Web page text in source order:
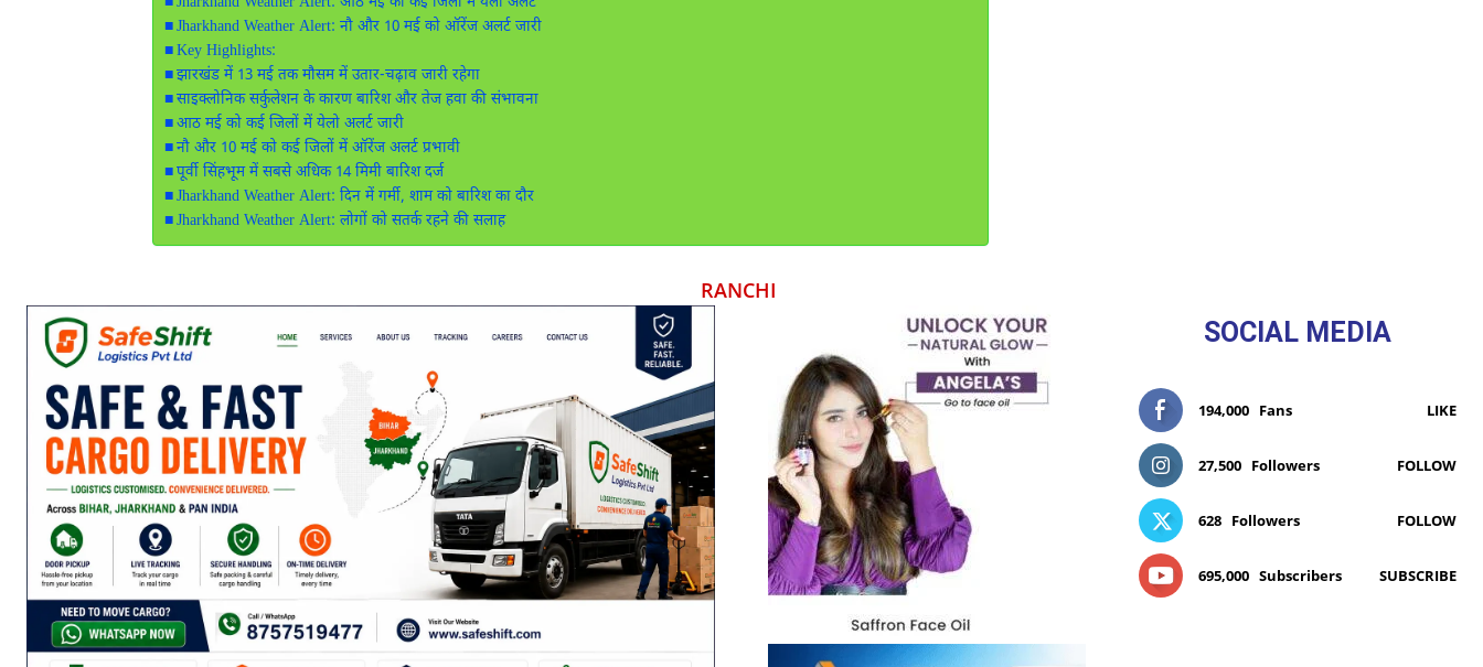
Jharkhand Weather Alert: नौ और 10 मई को ऑरेंज अलर्ट जारी
Key Highlights:
झारखंड में 13 मई तक मौसम में उतार-चढ़ाव जारी रहेगा
साइक्लोनिक सर्कुलेशन के कारण बारिश और तेज हवा की संभावना
आठ मई को कई जिलों में येलो अलर्ट जारी
नौ और 10 मई को कई जिलों में ऑरेंज अलर्ट प्रभावी
पूर्वी सिंहभूम में सबसे अधिक 14 मिमी बारिश दर्ज
Jharkhand Weather Alert: दिन में गर्मी, शाम को बारिश का दौर
Jharkhand Weather Alert: लोगों को सतर्क रहने की सलाह
RANCHI
SOCIAL MEDIA
194,000 Fans LIKE
27,500 Followers FOLLOW
628 Followers FOLLOW
695,000 Subscribers SUBSCRIBE